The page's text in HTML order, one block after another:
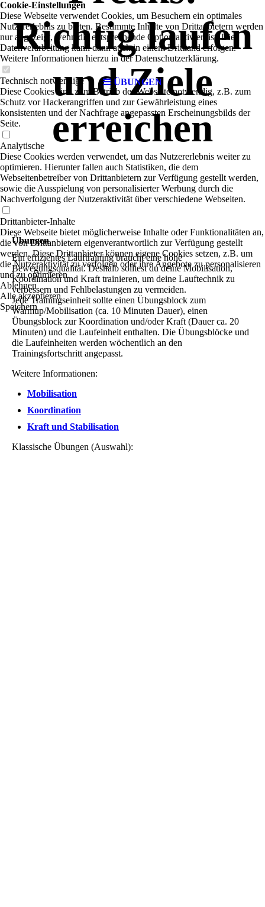
ÜBUNGEN
Richtig laufen
und Ziele
erreichen
Übungen
Ein effizientes Lauftraining braucht eine hohe
Bewegungsqualität. Deshalb solltest du deine Mobilisation,
Koordination und Kraft trainieren, um deine Lauftechnik zu
verbessern und Fehlbelastungen zu vermeiden.
Jede Trainingseinheit sollte einen Übungsblock zum
Warmup/Mobilisation (ca. 10 Minuten Dauer), einen
Übungsblock zur Koordination und/oder Kraft (Dauer ca. 20
Minuten) und die Laufeinheit enthalten. Die Übungsblöcke und
die Laufeinheiten werden wöchentlich an den
Trainingsfortschritt angepasst.
Weitere Informationen:
Mobilisation
Koordination
Kraft und Stabilisation
Klassische Übungen (Auswahl):
Cookie-Einstellungen
Diese Webseite verwendet Cookies, um Besuchern ein optimales
Nutzererlebnis zu bieten. Bestimmte Inhalte von Drittanbietern werden
nur angezeigt, wenn die entsprechende Option aktiviert ist. Die
Datenverarbeitung kann dann auch in einem Drittland erfolgen.
Weitere Informationen hierzu in der Datenschutzerklärung.
Technisch notwendige
Diese Cookies sind zum Betrieb der Webseite notwendig, z.B. zum
Schutz vor Hackerangriffen und zur Gewährleistung eines
konsistenten und der Nachfrage angepassten Erscheinungsbilds der
Seite.
Analytische
Diese Cookies werden verwendet, um das Nutzererlebnis weiter zu
optimieren. Hierunter fallen auch Statistiken, die dem
Webseitenbetreiber von Drittanbietern zur Verfügung gestellt werden,
sowie die Ausspielung von personalisierter Werbung durch die
Nachverfolgung der Nutzeraktivität über verschiedene Webseiten.
Drittanbieter-Inhalte
Diese Webseite bietet möglicherweise Inhalte oder Funktionalitäten an,
die von Drittanbietern eigenverantwortlich zur Verfügung gestellt
werden. Diese Drittanbieter können eigene Cookies setzen, z.B. um
die Nutzeraktivität zu verfolgen oder ihre Angebote zu personalisieren
und zu optimieren.
Ablehnen
Alle akzeptieren
Speichern